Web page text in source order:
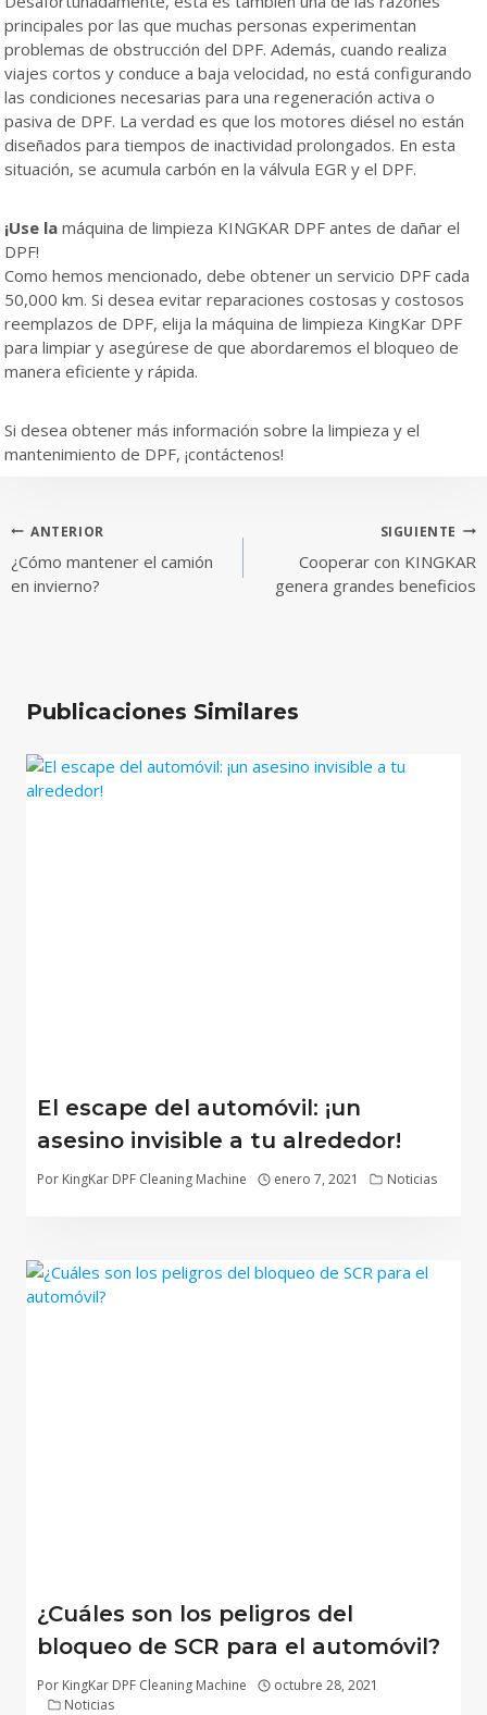
principales por las que muchas personas experimentan
problemas de obstrucción del DPF. Además, cuando realiza
viajes cortos y conduce a baja velocidad, no está configurando
las condiciones necesarias para una regeneración activa o
pasiva de DPF. La verdad es que los motores diésel no están
diseñados para tiempos de inactividad prolongados. En esta
situación, se acumula carbón en la válvula EGR y el DPF.
¡Use la máquina de limpieza KINGKAR DPF antes de dañar el
DPF!
Como hemos mencionado, debe obtener un servicio DPF cada
50,000 km. Si desea evitar reparaciones costosas y costosos
reemplazos de DPF, elija la máquina de limpieza KingKar DPF
para limpiar y asegúrese de que abordaremos el bloqueo de
manera eficiente y rápida.
Si desea obtener más información sobre la limpieza y el
mantenimiento de DPF, ¡contáctenos!
Navegación
de
entradas
ANTERIOR
¿Cómo mantener el camión
en invierno?
SIGUIENTE
Cooperar con KINGKAR
genera grandes beneficios
Publicaciones Similares
El escape del automóvil: ¡un
asesino invisible a tu alrededor!
Por KingKar DPF Cleaning Machine enero 7, 2021 Noticias
¿Cuáles son los peligros del
bloqueo de SCR para el automóvil?
Por KingKar DPF Cleaning Machine
octubre 28, 2021
Noticias